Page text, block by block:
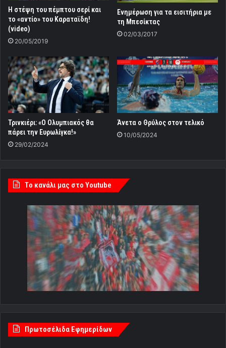
Η στέψη του πέμπτου σερί και
το «αντίο» του Καραταϊδη!
(video)
20/05/2019
Ενημέρωση για τα εισιτήρια με
τη Μπεσίκτας
02/03/2017
Τρινκιέρι: «Ο Ολυμπιακός θα
πάρει την Ευρωλίγκα!»
29/02/2024
Άνετα ο Θρύλος στον τελικό
10/05/2024
Tο κανάλι μας στο Youtube
Πρωτοσέλιδα Εφημερίδων